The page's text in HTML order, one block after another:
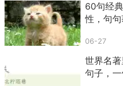
59.山中无老虎——猴
60.麻雀虽小——五脏俱
61.猴子捞月亮——空
62.铁打的公鸡——一
60句经
性，句句
06-27
世界名
句子，